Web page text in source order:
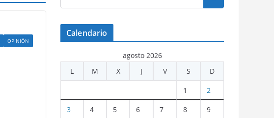
OPINIÓN
Calendario
agosto 2026
L
M X J V S D
1 2
3 4 5 6 7 8 9